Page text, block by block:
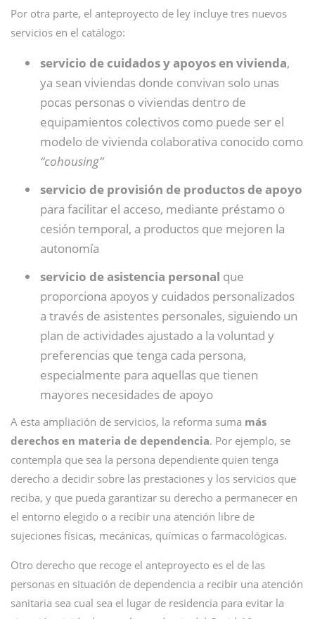
Por otra parte, el anteproyecto de ley incluye tres nuevos
servicios en el catálogo:
servicio de cuidados y apoyos en vivienda,
ya sean viviendas donde convivan solo unas
pocas personas o viviendas dentro de
equipamientos colectivos como puede ser el
modelo de vivienda colaborativa conocido como
“cohousing”
servicio de provisión de productos de apoyo
para facilitar el acceso, mediante préstamo o
cesión temporal, a productos que mejoren la
autonomía
servicio de asistencia personal que
proporciona apoyos y cuidados personalizados
a través de asistentes personales, siguiendo un
plan de actividades ajustado a la voluntad y
preferencias que tenga cada persona,
especialmente para aquellas que tienen
mayores necesidades de apoyo
A esta ampliación de servicios, la reforma suma más
derechos en materia de dependencia. Por ejemplo, se
contempla que sea la persona dependiente quien tenga
derecho a decidir sobre las prestaciones y los servicios que
reciba, y que pueda garantizar su derecho a permanecer en
el entorno elegido o a recibir una atención libre de
sujeciones físicas, mecánicas, químicas o farmacológicas.
Otro derecho que recoge el anteproyecto es el de las
personas en situación de dependencia a recibir una atención
sanitaria sea cual sea el lugar de residencia para evitar la